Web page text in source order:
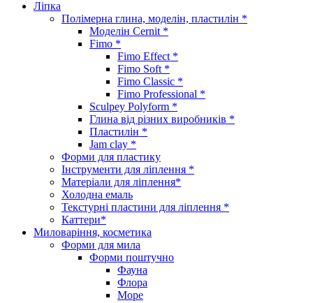
Ліпка
Полімерна глина, моделін, пластилін *
Моделін Cernit *
Fimo *
Fimo Effect *
Fimo Soft *
Fimo Classic *
Fimo Professional *
Sculpey Polyform *
Глина від різних виробників *
Пластилін *
Jam clay *
Форми для пластику
Інструменти для ліплення *
Матеріали для ліплення*
Холодна емаль
Текстурні пластини для ліплення *
Каттери*
Миловаріння, косметика
Форми для мила
Форми поштучно
Фауна
Флора
Море